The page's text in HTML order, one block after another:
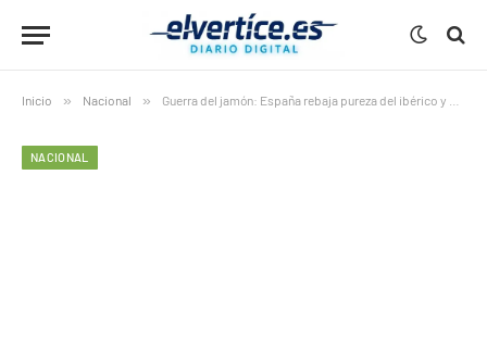
Inicio » Nacional » Guerra del jamón: España rebaja pureza del ibérico y divide al sector
NACIONAL